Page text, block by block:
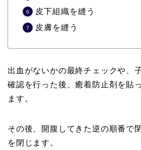
皮下組織を縫う
皮膚を縫う
出血がないかの最終チェックや、
確認を行った後、癒着防止剤を貼
ます。
その後、開腹してきた逆の順番で
を閉じます。